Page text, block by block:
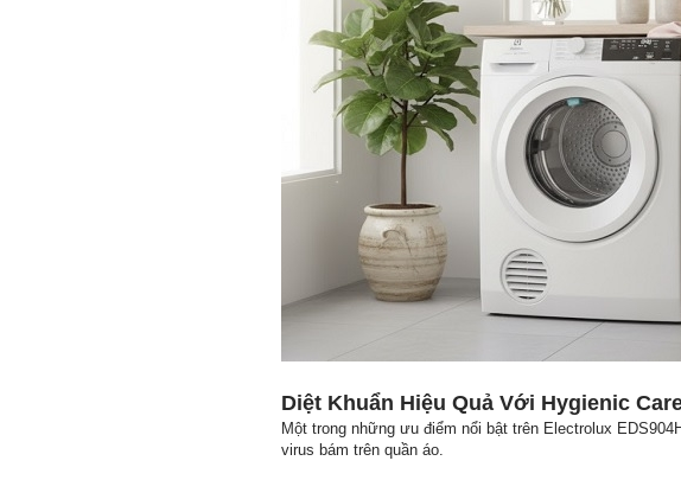
Diệt Khuẩn Hiệu Quả Với Hygienic
Một trong những ưu điểm nổi bật trên Electrolux
virus bám trên quần áo.